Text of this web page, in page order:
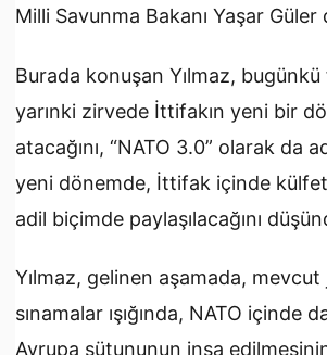
Milli Savunma Bakanı Yaşar Güler
Burada konuşan Yılmaz,
yarınki zirvede İttifakın yeni bir
atacağını, “NATO 3.0” olarak da
yeni dönemde, İttifak içinde
adil biçimde paylaşılacağını
Yılmaz, gelinen aşamada,
sınamalar ışığında, NATO içinde
Avrupa sütununun inşa